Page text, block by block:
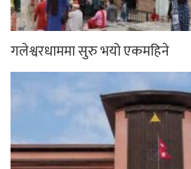
गलेश्वरधाममा सुरु भयो एकमहिने